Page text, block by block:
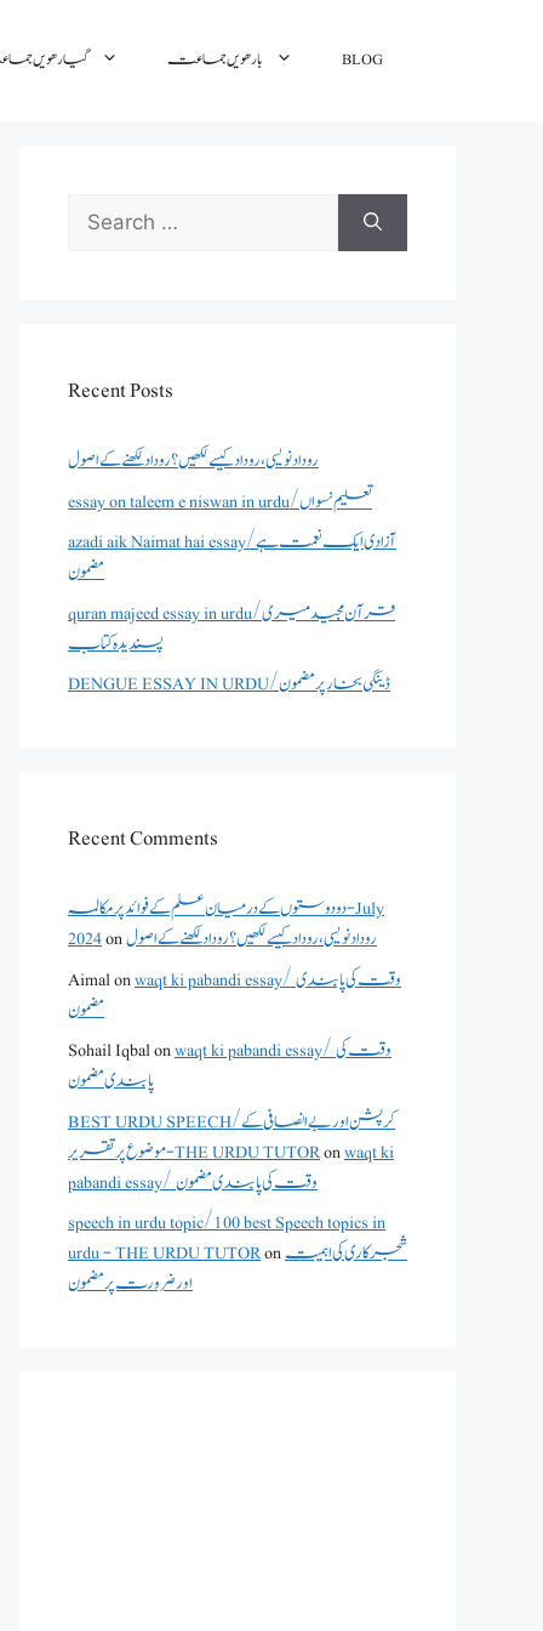
گیارھویں بارھویں جماعت BLOG
Search
for:
Recent Posts
روداد نویسی ،روداد کیسے لکھیں؟ روداد لکھنے کے اصول
essay on taleem e niswan in urdu/تعلیم نسواں
azadi aik Naimat hai essay/آزادی ایک نعمت ہے
مضمون
quran majeed essay in urdu/قرآن مجید میری
پسندیدہ کتاب
DENGUE ESSAY IN URDU/ڈینگی بخار پر مضمون
Recent Comments
دو دوستوں کے درمیان علم کے فوائد پر مکالمہ - July
2024onروداد نویسی ،روداد کیسے لکھیں؟ روداد لکھنے کے اصول
Aimalonwaqt ki pabandi essay/ وقت کی پابندی
مضمون
Sohail Iqbalonwaqt ki pabandi essay/ وقت کی
پابندی مضمون
BEST URDU SPEECH/کرپشن اور بے انصافی کے
موضوع پر تقریر - THE URDU TUTORonwaqt ki
pabandi essay/ وقت کی پابندی مضمون
speech in urdu topic/100 best Speech topics in
urdu - THE URDU TUTORonشجرکاری کی اہمیت
اور ضرورت پر مضمون